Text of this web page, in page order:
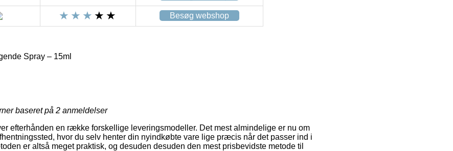
Besøg webshop
Spray – 15ml
baseret på 2 anmeldelser
efterhånden en række forskellige leveringsmodeller. Det mest almindelige er nu om
hvor du selv henter din nyindkøbte vare lige præcis når det passer ind i
er altså meget praktisk, og desuden desuden den mest prisbevidste metode til